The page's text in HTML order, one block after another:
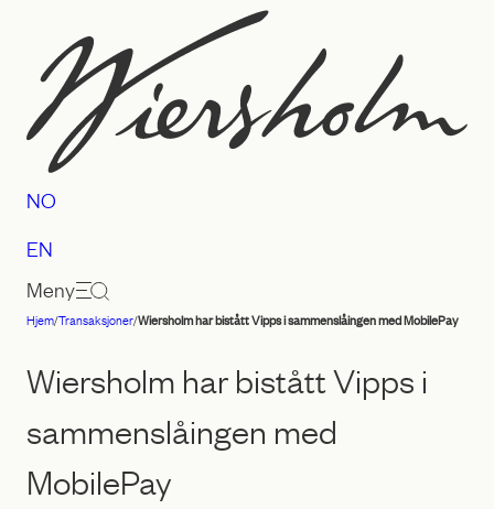
innhold
Advokatfirmaet
Wiersholm
NO
EN
Meny
Hjem/Transaksjoner/Wiersholm har bistått Vipps i sammenslåingen med MobilePay
Wiersholm har bistått Vipps i
sammenslåingen med
MobilePay